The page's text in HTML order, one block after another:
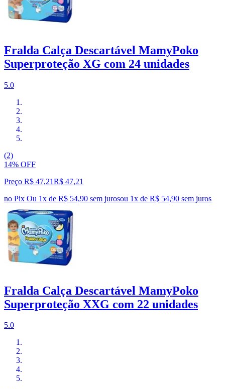
Fralda Calça Descartável MamyPoko
Superproteção XG com 24 unidades
5.0
(2)
14% OFF
Preço R$ 47,21R$ 47,21
no Pix Ou 1x de R$ 54,90 sem jurosou 1x de R$ 54,90 sem juros
Fralda Calça Descartável MamyPoko
Superproteção XXG com 22 unidades
5.0